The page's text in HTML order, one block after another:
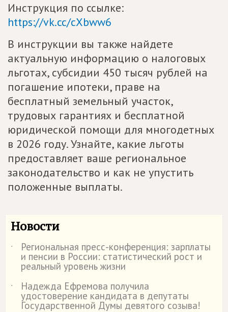
Инструкция по ссылке:
https://vk.cc/cXbww6
В инструкции вы также найдете
актуальную информацию о налоговых
льготах, субсидии 450 тысяч рублей на
погашение ипотеки, праве на
бесплатный земельный участок,
трудовых гарантиях и бесплатной
юридической помощи для многодетных
в 2026 году. Узнайте, какие льготы
предоставляет ваше региональное
законодательство и как не упустить
положенные выплаты.
Новости
˙ Региональная пресс-конференция: зарплаты
и пенсии в России: статистический рост и
реальный уровень жизни
˙
Надежда Ефремова получила
удостоверение кандидата в депутаты
Государственной Думы девятого созыва!